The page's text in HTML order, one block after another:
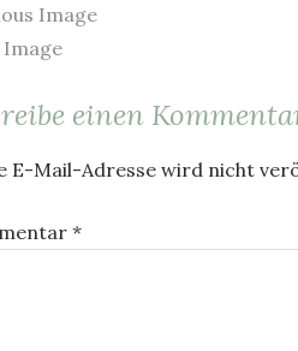
Image
einen
E-Mail-Adresse wird nicht
*